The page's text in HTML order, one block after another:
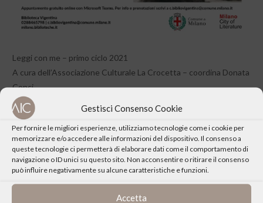
Gestisci Consenso Cookie
Per fornire le migliori esperienze, utilizziamo tecnologie come i cookie per
memorizzare e/o accedere alle informazioni del dispositivo. Il consenso a
queste tecnologie ci permetterà di elaborare dati come il comportamento di
navigazione o ID unici su questo sito. Non acconsentire o ritirare il consenso
può influire negativamente su alcune caratteristiche e funzioni.
Accetta
Leggi con me – primo ciclo 2021
A cura dell’Associazione Culturale La Crocetta – coordina Donata
Conci
Accedi alla pagina della Biblioteca Vigentina per partecipare